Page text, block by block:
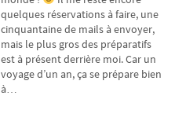
quelques réservations à faire, une
cinquantaine de mails à envoyer,
mais le plus gros des préparatifs
est à présent derrière moi. Car un
voyage d’un an, ça se prépare bien
à…